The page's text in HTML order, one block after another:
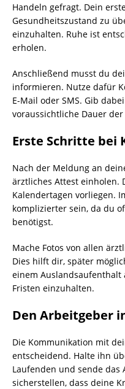
Handeln gefragt. Dein
Gesundheitszustand zu
einzuhalten. Ruhe ist
erholen.
Anschließend musst du
informieren. Nutze dafür
E-Mail oder SMS. Gib
voraussichtliche Dauer
Erste Schritte bei
Nach der Meldung an
ärztliches Attest einholen.
Kalendertagen vorliegen.
komplizierter sein, da du
benötigst.
Mache Fotos von allen
Dies hilft dir, später
einem Auslandsaufenthalt
Fristen einzuhalten.
Den Arbeitgeber
Die Kommunikation mit
entscheidend. Halte ihn
Laufenden und sende das
sicherstellen, dass deine